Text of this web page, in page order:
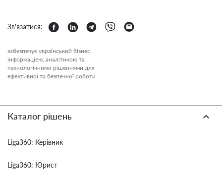
Зв'язатися:
забезпечує український бізнес
інформацією, аналітикою та
технологічними рішеннями для
ефективної та безпечної роботи.
Каталог рішень
Liga360: Керівник
Liga360: Юрист